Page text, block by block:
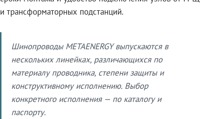
и трансформаторных подстанций.
Шинопроводы METAENERGY выпускаются в
нескольких линейках, различающихся по
материалу проводника, степени защиты и
конструктивному исполнению. Выбор
конкретного исполнения — по каталогу и
паспорту.